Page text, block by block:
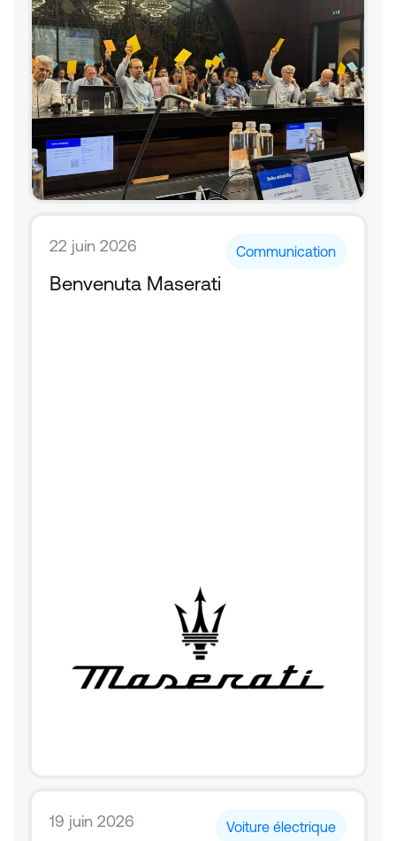
22 juin 2026 Communication
Benvenuta Maserati
19 juin 2026 Voiture électrique